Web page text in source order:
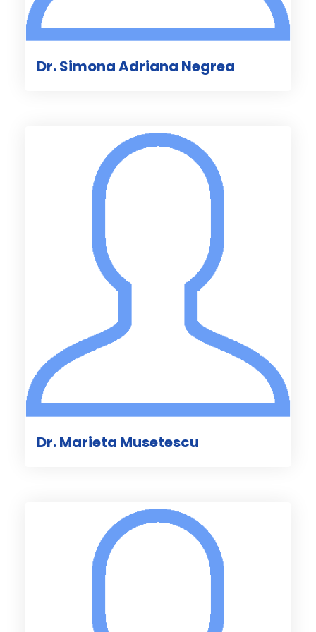
Dr. Simona Adriana Negrea
Dr. Marieta Musetescu